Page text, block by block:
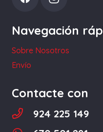
Navegación
Sobre Nosotros
Envío
Contacte con
924 225 149